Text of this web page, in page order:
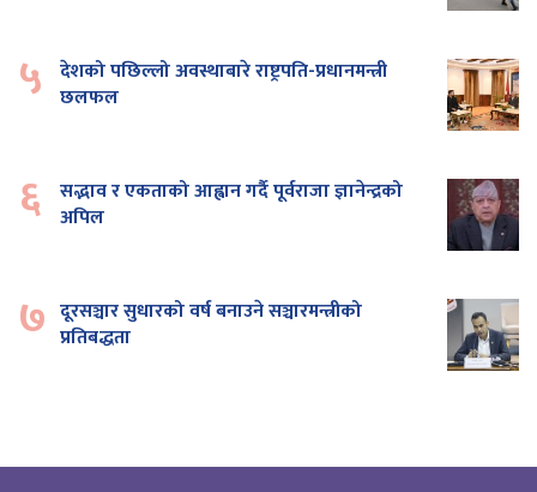
५ देशको पछिल्लो अवस्थाबारे राष्ट्रपति-प्रधानमन्त्री
छलफल
६ सद्भाव र एकताको आह्वान गर्दै पूर्वराजा ज्ञानेन्द्रको
अपिल
७ दूरसञ्चार सुधारको वर्ष बनाउने सञ्चारमन्त्रीको
प्रतिबद्धता